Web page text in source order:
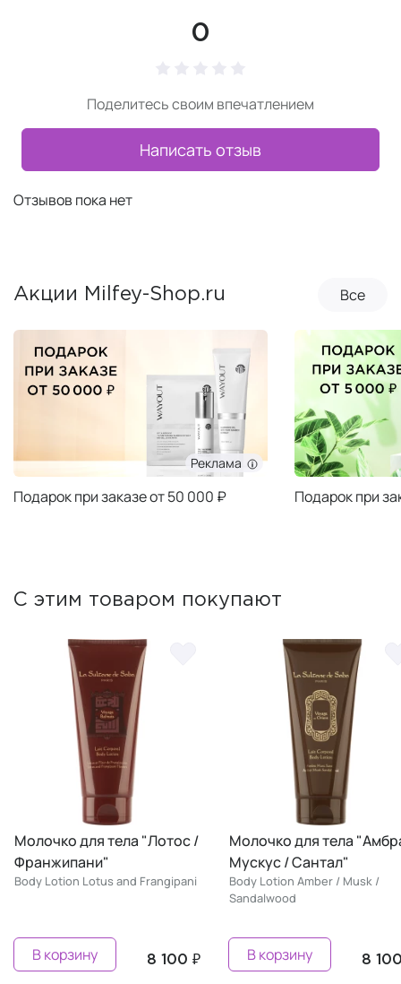
0
Поделитесь своим впечатлением
Написать отзыв
Отзывов пока нет
Акции Milfey-Shop.ru Все
Реклама
Подарок при заказе от 50 000 ₽ Подарок при
С этим товаром покупают
Молочко для тела "Лотос /
Франжипани"
Body Lotion Lotus and Frangipani
8 100 ₽
В корзину
Молочко для тела
Мускус / Сантал"
Body Lotion Amber / Musk /
Sandalwood
8
В корзину